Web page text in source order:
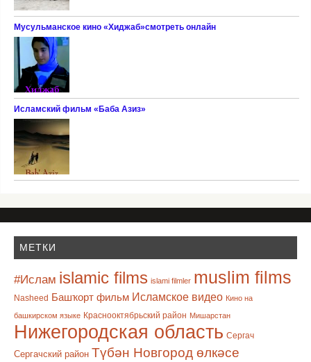
Мусульманское кино «Хиджаб»смотреть онлайн
Исламский фильм «Баба Азиз»
МЕТКИ
#Ислам islamic films islami filmler muslim films
Nasheed Башҡорт фильм Исламское видео Кино на
башкирском языке Краснооктябрьский район Мишарстан
Нижегородская область Сергач
Сергачский район Түбән Новгород өлкәсе